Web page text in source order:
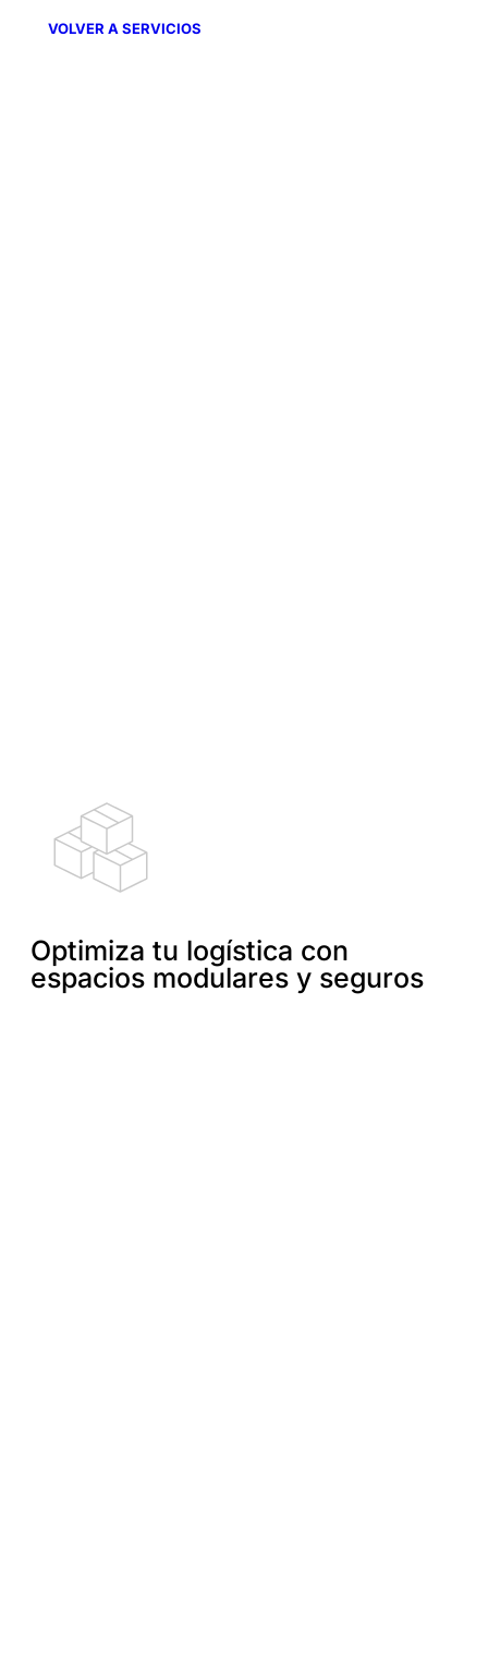
VOLVER A SERVICIOS
Optimiza tu logística con
espacios modulares y seguros